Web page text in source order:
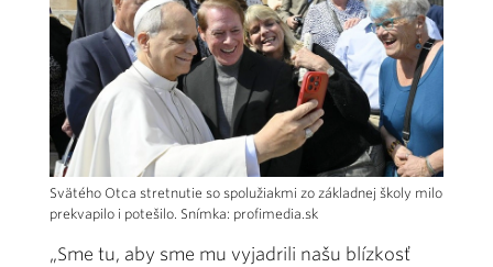
Svätého Otca stretnutie so spolužiakmi zo základnej školy milo
prekvapilo i potešilo. Snímka: profimedia.sk
„Sme tu, aby sme mu vyjadrili našu blízkosť